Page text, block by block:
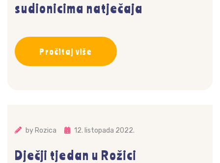
sudionicima natječaja
Pročitaj više
by Rozica 12. listopada 2022.
Dječji tjedan u Rožici